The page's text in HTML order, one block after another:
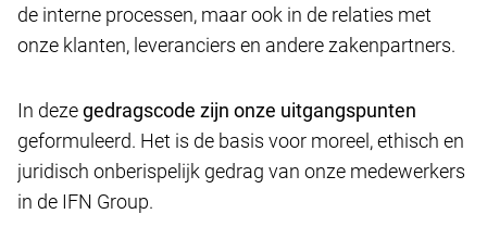
de interne processen, maar ook in de relaties met
onze klanten, leveranciers en andere zakenpartners.
In dezegedragscode zijn onze uitgangspunten
geformuleerd. Het is de basis voor moreel, ethisch en
juridisch onberispelijk gedrag van onze medewerkers
in de IFN Group.